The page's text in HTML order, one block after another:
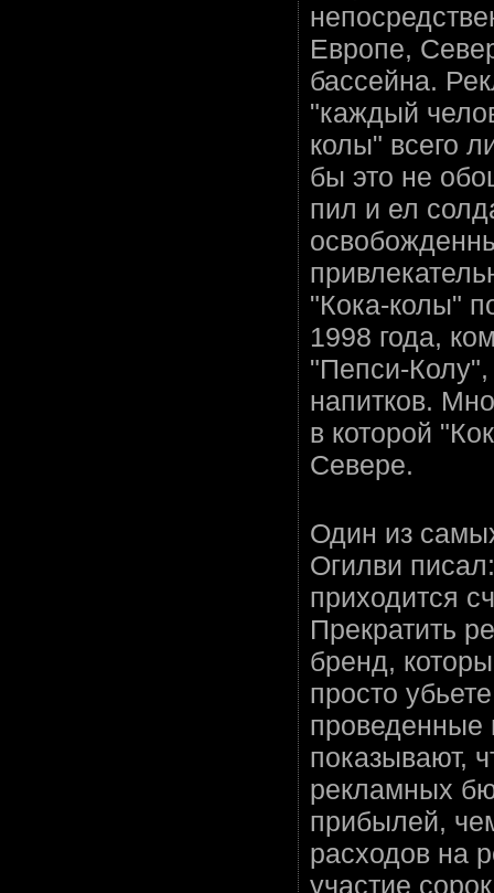
Европе,
бассейна.
"каждый
колы" всего
бы это не
пил и ел
"Кока-колы"
1998 года,
"Пепси-Колу",
напитков.
в которой
Севере.
Один из
Огилви
приходится
Прекратить
бренд,
просто
проведенные
показывают,
рекламных
прибылей,
расходов на
участие